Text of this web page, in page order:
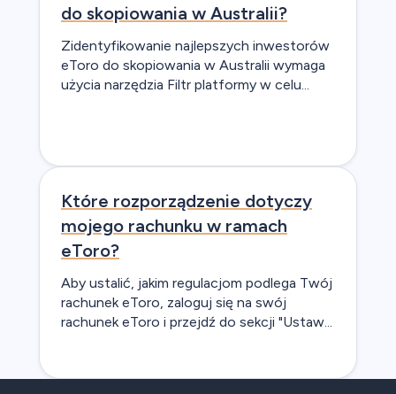
do skopiowania w Australii?
Zidentyfikowanie najlepszych inwestorów
eToro do skopiowania w Australii wymaga
użycia narzędzia Filtr platformy w celu...
Które rozporządzenie dotyczy
mojego rachunku w ramach
eToro?
Aby ustalić, jakim regulacjom podlega Twój
rachunek eToro, zaloguj się na swój
rachunek eToro i przejdź do sekcji "Ustaw...